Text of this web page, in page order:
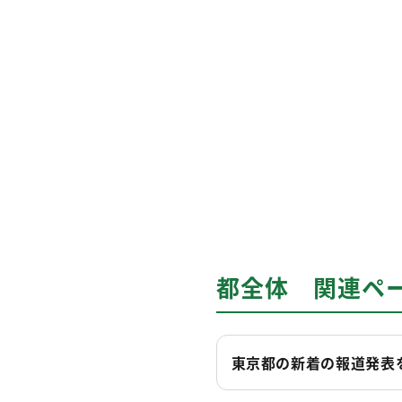
都全体 関連ペ
東京都の新着の報道発表